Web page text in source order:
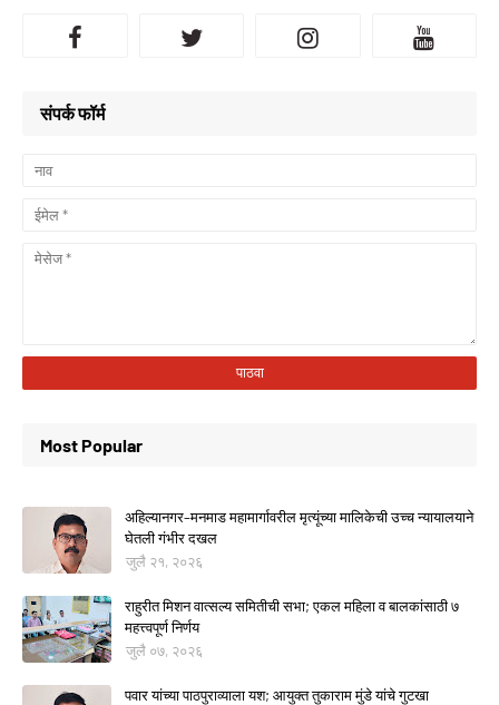
संपर्क फॉर्म
Most Popular
अहिल्यानगर–मनमाड महामार्गावरील मृत्यूंच्या मालिकेची उच्च न्यायालयाने
घेतली गंभीर दखल
जुलै २१, २०२६
राहुरीत मिशन वात्सल्य समितीची सभा; एकल महिला व बालकांसाठी ७
महत्त्वपूर्ण निर्णय
जुलै ०७, २०२६
पवार यांच्या पाठपुराव्याला यश; आयुक्त तुकाराम मुंडे यांचे गुटखा